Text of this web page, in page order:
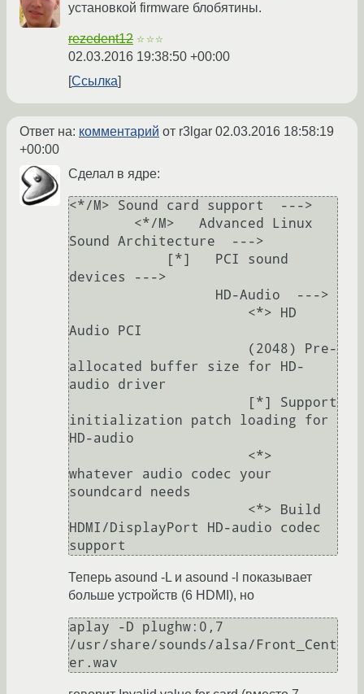
установкой firmware блобятины.
rezedent12 ☆☆☆
02.03.2016 19:38:50 +00:00
Ссылка
Ответ на: комментарий от r3lgar 02.03.2016 18:58:19
+00:00
Сделал в ядре:
<*/M> Sound card support  --->
Sound Architecture  --->
devices --->
Audio PCI
allocated buffer size for HD-
audio driver
initialization patch loading for
HD-audio
whatever audio codec your
soundcard needs
HDMI/DisplayPort HD-audio codec
Теперь asound -L и asound -l показывает
больше устройств (6 HDMI), но
aplay -D plughw:0,7
/usr/share/sounds/alsa/Front_Cent